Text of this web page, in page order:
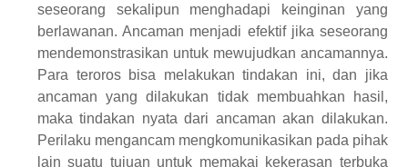
seseorang sekalipun menghadapi keinginan yang
berlawanan. Ancaman menjadi efektif jika seseorang
mendemonstrasikan untuk mewujudkan ancamannya.
Para teroros bisa melakukan tindakan ini, dan jika
ancaman yang dilakukan tidak membuahkan hasil,
maka tindakan nyata dari ancaman akan dilakukan.
Perilaku mengancam mengkomunikasikan pada pihak
lain suatu tujuan untuk memakai kekerasan terbuka